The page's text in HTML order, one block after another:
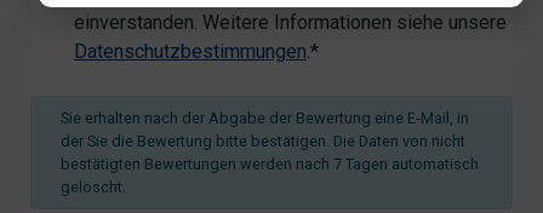
einverstanden. Weitere Informationen siehe unsere
Datenschutzbestimmungen.*
Sie erhalten nach der Abgabe der Bewertung eine E-Mail, in
der Sie die Bewertung bitte bestätigen. Die Daten von nicht
bestätigten Bewertungen werden nach 7 Tagen automatisch
gelöscht.